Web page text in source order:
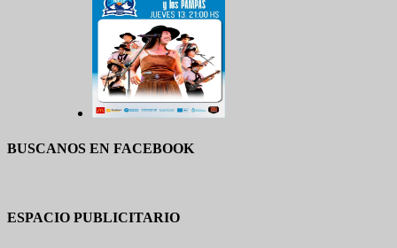
BUSCANOS EN FACEBOOK
ESPACIO PUBLICITARIO